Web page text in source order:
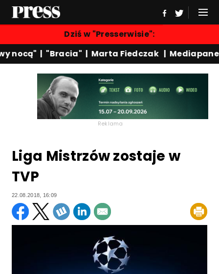
Dziś w "Presserwisie":
nocą"|"Bracia"| Marta Fiedczak|Mediapanel
Reklama
Liga Mistrzów zostaje w
TVP
22.08.2018, 16:09